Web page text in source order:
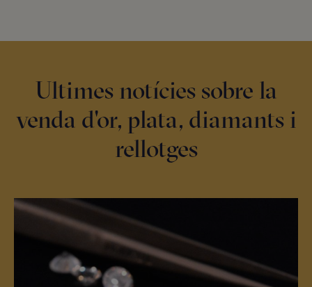
Ultimes notícies sobre la
venda d'or, plata, diamants i
rellotges